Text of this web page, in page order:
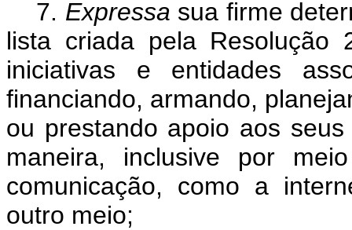
7. Expressa sua firme
lista criada pela Resolução
iniciativas e entidades
financiando, armando,
ou prestando apoio aos
maneira, inclusive por
comunicação, como a
outro meio;